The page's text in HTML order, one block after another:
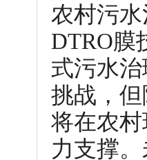
农村污
DTRO膜
式污水
挑战，
将在农
力支撑